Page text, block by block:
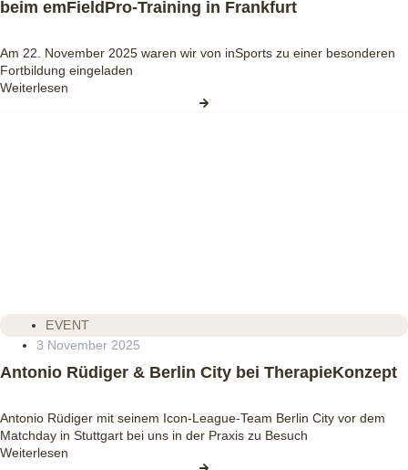
beim emFieldPro‑Training in Frankfurt
Am 22. November 2025 waren wir von inSports zu einer besonderen
Fortbildung eingeladen
Weiterlesen
EVENT
3 November 2025
Antonio Rüdiger & Berlin City bei TherapieKonzept
Antonio Rüdiger mit seinem Icon‑League‑Team Berlin City vor dem
Matchday in Stuttgart bei uns in der Praxis zu Besuch
Weiterlesen